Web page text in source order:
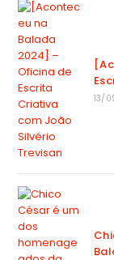
13/